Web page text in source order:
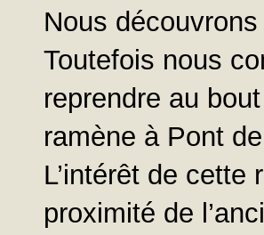
Nous
Toutefois nous
reprendre au
ramène à Pont
L’intérêt de
proximité de